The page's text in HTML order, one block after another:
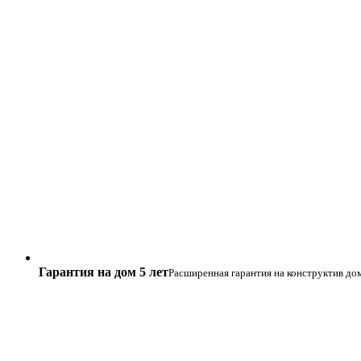
Гарантия на дом 5 летРасширенная гарантия на конструктив